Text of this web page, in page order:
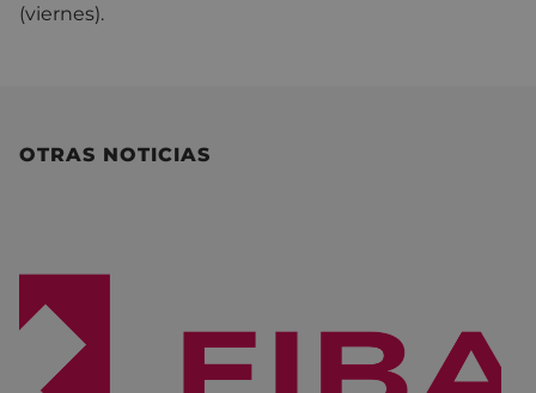
(viernes).
OTRAS NOTICIAS